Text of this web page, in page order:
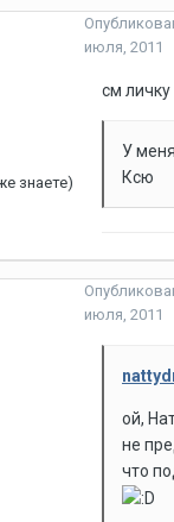
знаете)
июля, 2011
см личку
У
Ксю
июля, 2011
ой,
не
что